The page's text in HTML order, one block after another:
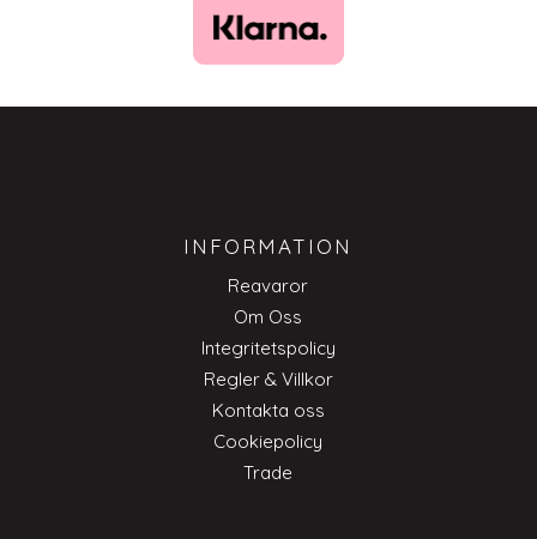
INFORMATION
Reavaror
Om Oss
Integritetspolicy
Regler & Villkor
Kontakta oss
Cookiepolicy
Trade